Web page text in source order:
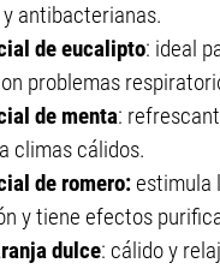
antibacterianas.
de eucalipto: ideal
problemas
de menta:
climas cálidos.
de romero:estimula
y tiene efectos
dulce: cálido y